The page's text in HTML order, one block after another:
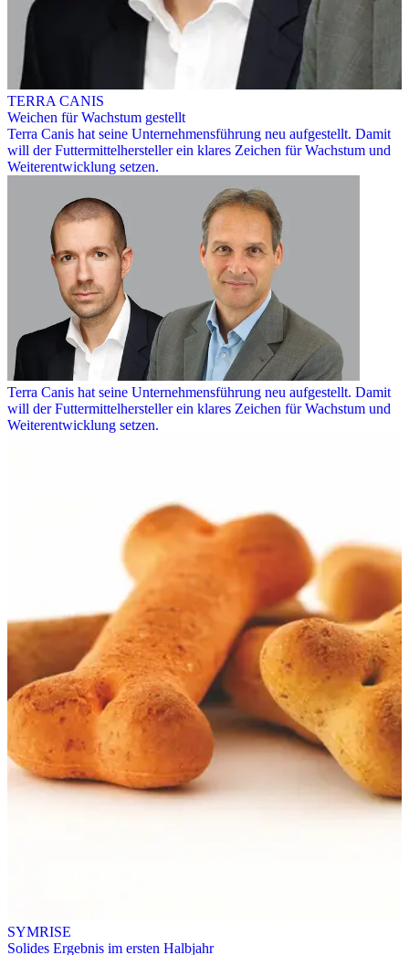
TERRA CANIS
Weichen für Wachstum gestellt
Terra Canis hat seine Unternehmensführung neu aufgestellt. Damit
will der Futtermittelhersteller ein klares Zeichen für Wachstum und
Weiterentwicklung setzen.
Terra Canis hat seine Unternehmensführung neu aufgestellt. Damit
will der Futtermittelhersteller ein klares Zeichen für Wachstum und
Weiterentwicklung setzen.
SYMRISE
Solides Ergebnis im ersten Halbjahr